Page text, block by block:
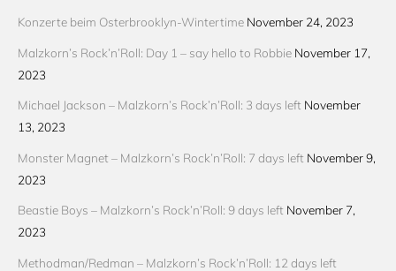
Konzerte beim Osterbrooklyn-Wintertime November 24, 2023
Malzkorn’s Rock’n’Roll: Day 1 – say hello to Robbie November 17,
2023
Michael Jackson – Malzkorn’s Rock’n’Roll: 3 days left November
13, 2023
Monster Magnet – Malzkorn’s Rock’n’Roll: 7 days left November 9,
2023
Beastie Boys – Malzkorn’s Rock’n’Roll: 9 days left November 7,
2023
Methodman/Redman – Malzkorn’s Rock’n’Roll: 12 days left